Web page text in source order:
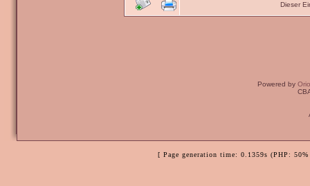
Dieser
Powered by
[ Page generation time: 0.1359s (PHP: